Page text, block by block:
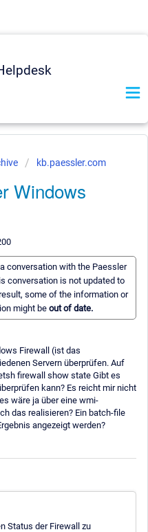
kb.paessler.com
Windows
conversation with the Paessler
conversation is not updated to
some of the information or
might be out of date.
Firewall (ist das
Servern überprüfen. Auf
firewall show state Gibt es
kann? Es reicht mir nicht
wäre ja über eine wmi-
das realisieren? Ein batch-file
angezeigt werden?
Status der Firewall zu